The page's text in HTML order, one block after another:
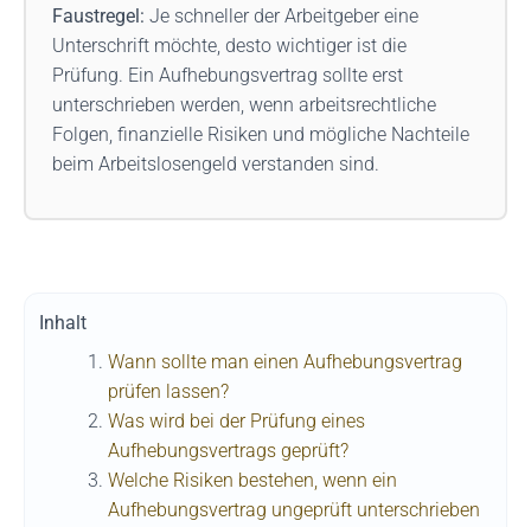
Faustregel: Je schneller der Arbeitgeber eine
Unterschrift möchte, desto wichtiger ist die
Prüfung. Ein Aufhebungsvertrag sollte erst
unterschrieben werden, wenn arbeitsrechtliche
Folgen, finanzielle Risiken und mögliche Nachteile
beim Arbeitslosengeld verstanden sind.
Inhalt
Wann sollte man einen Aufhebungsvertrag
prüfen lassen?
Was wird bei der Prüfung eines
Aufhebungsvertrags geprüft?
Welche Risiken bestehen, wenn ein
Aufhebungsvertrag ungeprüft unterschrieben